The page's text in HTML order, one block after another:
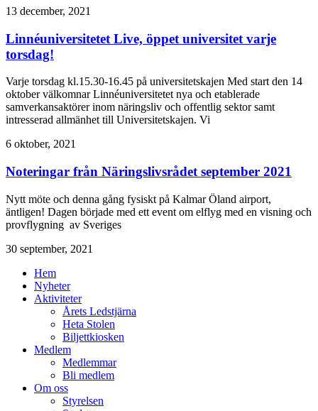
13 december, 2021
Linnéuniversitetet Live, öppet universitet varje
torsdag!
Varje torsdag kl.15.30-16.45 på universitetskajen Med start den 14
oktober välkomnar Linnéuniversitetet nya och etablerade
samverkansaktörer inom näringsliv och offentlig sektor samt
intresserad allmänhet till Universitetskajen. Vi
6 oktober, 2021
Noteringar från Näringslivsrådet september 2021
Nytt möte och denna gång fysiskt på Kalmar Öland airport,
äntligen! Dagen började med ett event om elflyg med en visning och
provflygning av Sveriges
30 september, 2021
Hem
Nyheter
Aktiviteter
Årets Ledstjärna
Heta Stolen
Biljettkiosken
Medlem
Medlemmar
Bli medlem
Om oss
Styrelsen